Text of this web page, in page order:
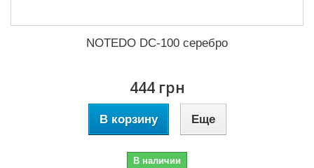
NOTEDO DC-100 серебро
444 грн
В корзину Еще
В наличии